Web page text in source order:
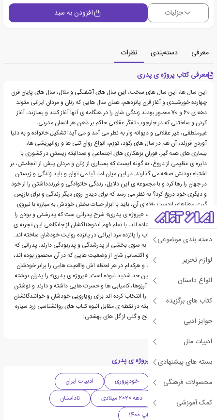
دسته بندی موضوعی
لوازم تحریر
انواع داستان
کتاب های برگزیده
جوایز ادبی
ادبیات ملل
بسته های پیشنهادی
محصولات فرهنگی
کمک آموزشی
جزئیات افزودن به سبد
معرفی دسته‌بندی
نظرات
معرفی کتاب پروژه ی پدری
این سال ها، این سال های سخت، این سال های آشفتگی و ملال، سال های پایان قرن
چهارده خورشیدی و آغاز قرن پانزدهم، همان سال هایی که زنان و مردان ایرانی متولد
دهه ی 60 و 70 مجبور بودند زندگی شان را در هنگامه ی آنها آغاز کنند و بسازند، آغاز
کردن و ساختنی که در چارچوب تفکّر عقلانی حاکم بر ذهن هر انسان مدرنی،
غیرمنطقی، غیر عقلانی و دیوانه وار به نظر می آمد و می آید! تشکیل خانواده و به دنیا
آوردن فرزند، آن هم در سال های رکود، تورّم، انواع روان تنی ها و روانپریشی ها،
بیماری های همه گیر، فوران بزهکاری های اجتماعی و صدالبته زیستن در کشوری با
دایره ی عظیمی از دروغ، به گونه ایست که بسیاری از زنان و مردان پیش از انجامش، بر
اشتباه بودنش صحّه می گذارند. در این میان اما، آیا می توان و باید زندگی و زیستن
در جهان را رها کرد و با مجموعه ی این دلایل، زندگی خانوادگی و فرزندداشتن را از خود
و دیگری خود دریغ کرد؟ به نظر می رسد که برای دیدن روی دیگر زندگی و برای بازپس
گیری معناهای ازدست رفته ی آن، باید با ابزار حیات بخش خودش به مبارزه با نیروی
کذّاب جهان برخاست. کتاب «پروژه ی پدری» شرح پدرانی ست که پدرشدن و بودن را
برگزیده اند و بر سر آن ایستاده اند، با تمام فهم اندوهناکشان از جانکاهی این تجربه ی
بکر، شیرین و تلخ! این کتاب را پانزده مرد ایرانی در پانزده روایت خودشان ساخته اند.
روایت هایی که هرکدام رو به سوی بخشی از پدرشدگی و پدربودگی دارند؛ پدرانی که
به تجربه و به درک غریزی و اکتسابی شان از وضعیت هایی که در آن محصور بوده اند،
وارد ماجرای پدری شده اند و هرکدام در هر لحظه اش واقعیت هایی را برابر خودشان
دیده اند که پیش از آن بدین حد شدید نبوده است. «پروژه ی پدری» را پدران نوشته
اند، پدران نویسنده ای که آرزوها، کامیابی ها و حسرت هایی داشته و دارند و نوشتن
از واقعه ی پدری و فرزندی را انتخاب کرده اند برای رویارویی خودشان و خوانندگانشان
با ماجرا، اصیل و یگانه و البته در نقطه ی مقابل انبوه کتاب های روانشناسی زرد سیاره
ای – ستاره ای و کودک صالح و گلی از گل های بهشتی!
دسته بندی های کتاب پروژه ی پدری
خود زندگی نامه خودپروری
ادبیات ایران
جامعه شناسی
دهه 2020 میلادی
ناداستان
پرفروش ترین های چاپ 1400